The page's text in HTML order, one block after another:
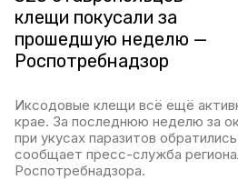
клещи покусали за
прошедшую неделю —
Роспотребнадзор
Иксодовые клещи всё ещё
крае. За последнюю неделю за
при укусах паразитов
сообщает пресс-служба
Роспотребнадзора.